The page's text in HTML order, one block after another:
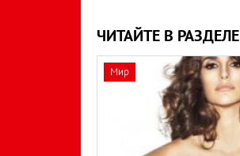
ЧИТАЙТЕ В РАЗДЕЛЕ
Мир